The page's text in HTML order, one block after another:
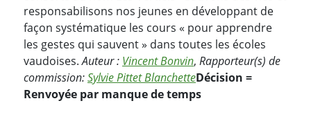
responsabilisons nos jeunes en développant de
façon systématique les cours « pour apprendre
les gestes qui sauvent » dans toutes les écoles
vaudoises.Auteur : Vincent Bonvin, Rapporteur(s) de
commission:Sylvie Pittet BlanchetteDécision =
Renvoyée par manque de temps